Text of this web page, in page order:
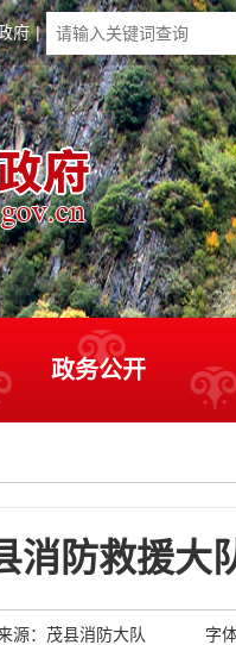
府 |
政务公开
消防救援大
源：茂县消防大队 字体